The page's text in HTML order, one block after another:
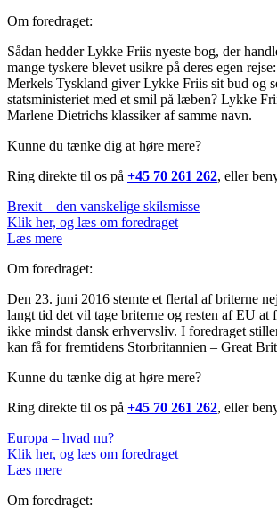
Om foredraget:
Sådan hedder Lykke Friis nyeste bog, der
mange tyskere blevet usikre på deres egen
Merkels Tyskland giver Lykke Friis sit bud og
statsministeriet med et smil på læben? Lykke
Marlene Dietrichs klassiker af samme navn.
Kunne du tænke dig at høre mere?
Ring direkte til os på +45 70 261 262, eller
Brexit – den vanskelige skilsmisse
Klik her, og læs om foredraget
Læs mere
Om foredraget:
Den 23. juni 2016 stemte et flertal af briterne
langt tid det vil tage briterne og resten af EU
ikke mindst dansk erhvervsliv. I foredraget
kan få for fremtidens Storbritannien – Great
Kunne du tænke dig at høre mere?
Ring direkte til os på +45 70 261 262, eller
Europa – hvad nu?
Klik her, og læs om foredraget
Læs mere
Om foredraget: